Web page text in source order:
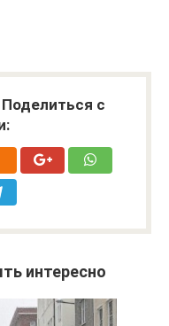
с
интересно